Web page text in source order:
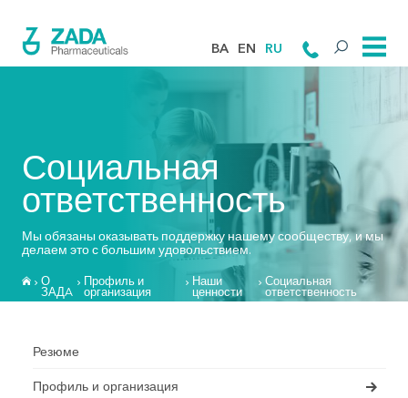
BA EN RU
Социальная
ответственность
Мы обязаны оказывать поддержку нашему сообществу, и мы
делаем это с большим удовольствием.
О
ЗАДA
Профиль и
организация
Наши
ценности
Социальная
ответственность
Резюме
Профиль и организация